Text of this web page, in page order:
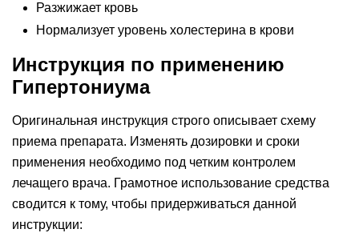
Разжижает кровь
Нормализует уровень холестерина в крови
Инструкция по применению
Гипертониума
Оригинальная инструкция строго описывает схему
приема препарата. Изменять дозировки и сроки
применения необходимо под четким контролем
лечащего врача. Грамотное использование средства
сводится к тому, чтобы придерживаться данной
инструкции: